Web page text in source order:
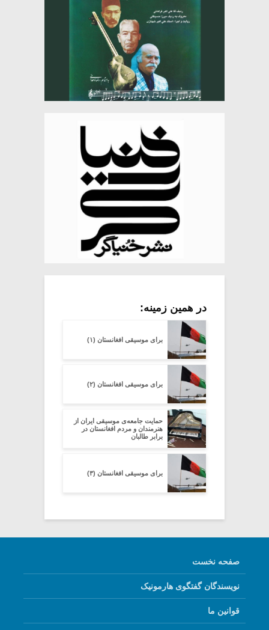
در همین زمینه:
برای موسیقی افغانستان (۱)
برای موسیقی افغانستان (۲)
حمایت جامعه‌ی موسیقی ایران از
هنرمندان و مردم افغانستان در
برابر طالبان
برای موسیقی افغانستان (۳)
صفحه نخست
نویسندگان گفتگوی هارمونیک
قوانین ما